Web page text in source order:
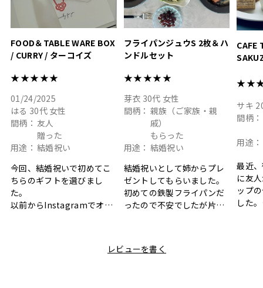
FOOD＆TABLE WARE BOX
/ CURRY / ターコイズ
★★★★★
01/24/2025
はる 30代 女性
間柄： 友人
贈った
用途： 結婚祝い
今回、結婚祝いで初めてこ
ちらのギフトを選びまし
た。
以前からInstagramでオシ
と大好きなカレーのセット
フライパンジュウS 2枚＆ハ
ンドルセット
★★★★★
芽衣 30代 女性
間柄： 親族（ご家族・親
戚）
もらった
用途： 結婚祝い
結婚祝いとして姉からプレ
ゼントしてもらいました。
初めての鉄製フライパンだ
ったので不安でしたが片手
利です。洗い物も減って一
CAFE
サキ
間柄：
用途：
最近
に友
ップ
した。
レビューを書く